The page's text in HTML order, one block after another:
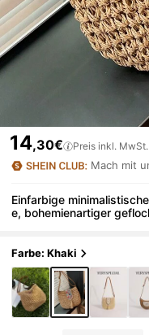
14,30€ Preis inkl.
Mach mit
Einfarbige
e, bohemienartiger
Farbe: Khaki